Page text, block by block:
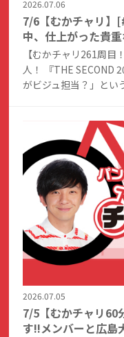
2026.07.06
7/6【むかチャリ】
中、仕上がった貴
【むかチャリ261周
人！ 『THE SECOND
がビジュ担当？」とい
2026.07.05
7/5【むかチャリ
す!!メンバーと広島